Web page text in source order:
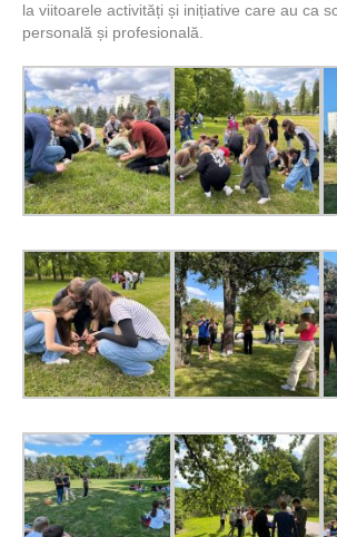
la viitoarele activități și inițiative care au ca
personală și profesională.